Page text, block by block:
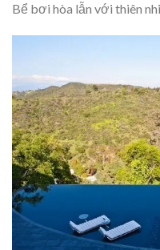
Bể bơi hòa lẫn với thiên